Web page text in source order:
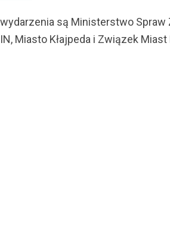
są Ministerstwo
Miasto Kłajpeda i Związek Miast